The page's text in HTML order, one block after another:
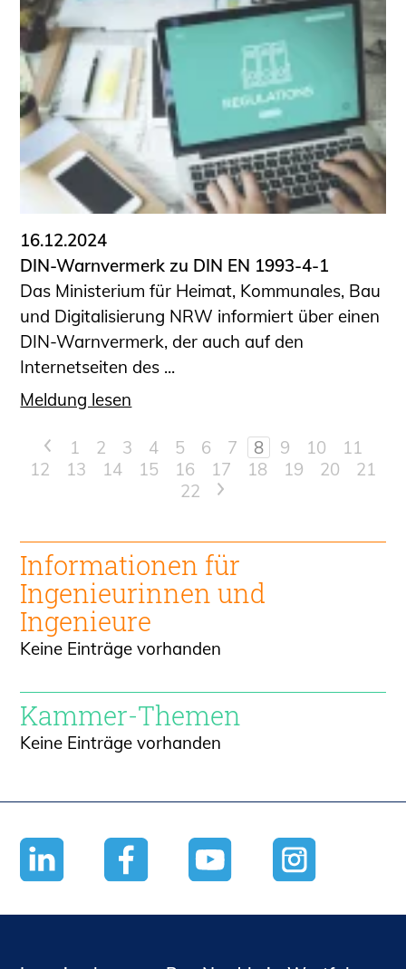
16.12.2024
DIN-Warnvermerk zu DIN EN 1993-4-1
Das Ministerium für Heimat, Kommunales, Bau
und Digitalisierung NRW informiert über einen
DIN-Warnvermerk, der auch auf den
Internetseiten des ...
Meldung lesen
< 1 2 3 4 5 6 7 8 9 10
11
12
13 14 15 16 17 18 19 20
21
22
>
Informationen für
Ingenieurinnen und
Ingenieure
Keine Einträge vorhanden
Kammer-Themen
Keine Einträge vorhanden